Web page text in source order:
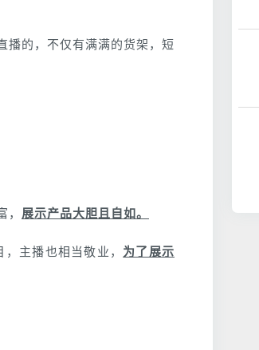
播的，不仅有满满的货架，短
展示产品大胆且自如。
主播也相当敬业， 为了展示